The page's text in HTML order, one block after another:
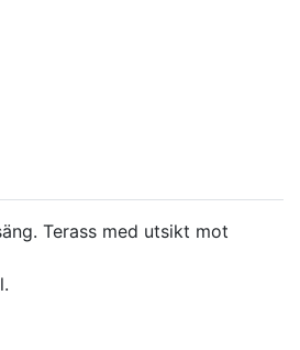
Terass med utsikt mot